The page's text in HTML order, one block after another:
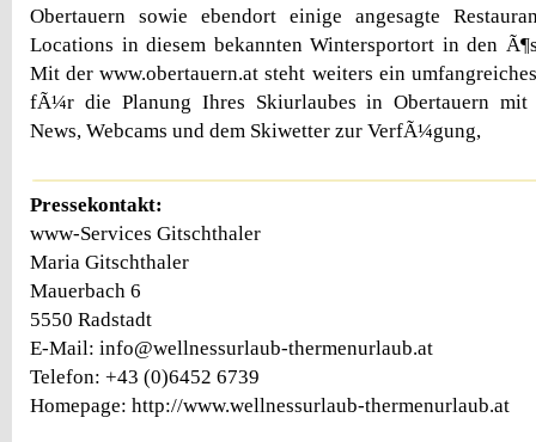
Obertauern sowie ebendort einige angesagte
Locations in diesem bekannten Wintersportort in den
Mit der www.obertauern.at steht weiters ein
fÃ¼r die Planung Ihres Skiurlaubes in Obertauern mit
News, Webcams und dem Skiwetter zur VerfÃ¼gung,
Pressekontakt:
www-Services Gitschthaler
Maria Gitschthaler
Mauerbach 6
5550 Radstadt
E-Mail: info@wellnessurlaub-thermenurlaub.at
Telefon: +43 (0)6452 6739
Homepage: http://www.wellnessurlaub-thermenurlaub.at